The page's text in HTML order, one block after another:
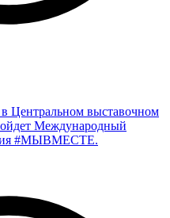
Центральном выставочном
Международный
#МЫВМЕСТЕ.